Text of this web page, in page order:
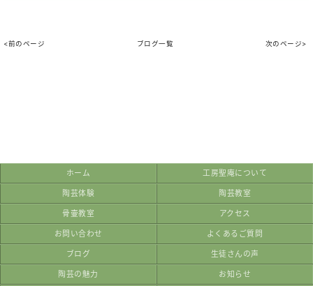
<前のページ ブログ一覧 次のページ>
ホーム 工房聖庵について
陶芸体験 陶芸教室
骨壷教室 アクセス
お問い合わせ よくあるご質問
ブログ 生徒さんの声
陶芸の魅力 お知らせ